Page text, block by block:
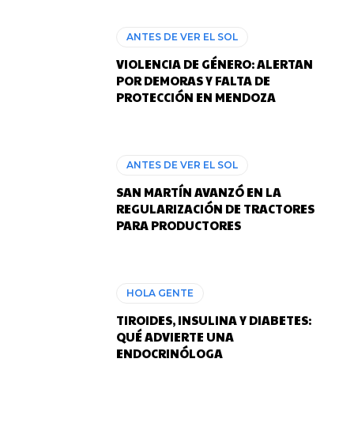
ANTES DE VER EL SOL
VIOLENCIA DE GÉNERO: ALERTAN
POR DEMORAS Y FALTA DE
PROTECCIÓN EN MENDOZA
ANTES DE VER EL SOL
SAN MARTÍN AVANZÓ EN LA
REGULARIZACIÓN DE TRACTORES
PARA PRODUCTORES
HOLA GENTE
TIROIDES, INSULINA Y DIABETES:
QUÉ ADVIERTE UNA
ENDOCRINÓLOGA